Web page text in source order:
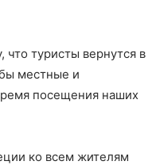
туристы вернутся в
местные и
посещения наших
ко всем жителям